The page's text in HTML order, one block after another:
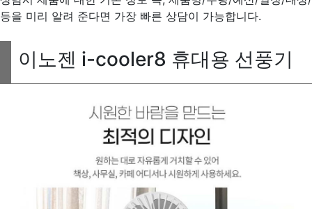
등을 미리 알려 준다면 가장 빠른 상담이 가능합니다.
이노젠 i-cooler8 휴대용 선풍기